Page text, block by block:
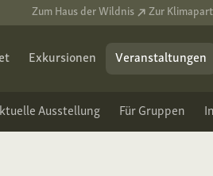
Zum Haus der Wildnis Zur
Exkursionen Veranstaltungen
Ausstellung Für Gruppen